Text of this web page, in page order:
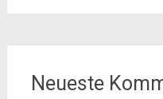
Neueste